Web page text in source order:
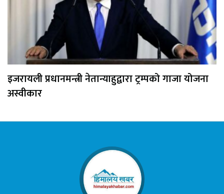
इजरायली प्रधानमन्त्री नेतान्याहुद्वारा ट्रम्पको गाजा योजना
अस्वीकार